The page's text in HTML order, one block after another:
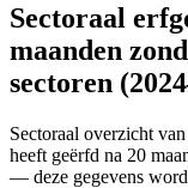
Sectoraal
maanden
sectoren
Sectoraal overzicht
heeft geërfd na 20
— deze gegevens